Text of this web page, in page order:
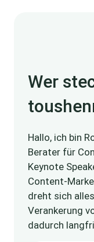
Wer
Hallo, ich bin
Berater für
Keynote
Content-
dreht sich
Verankerung
dadurch